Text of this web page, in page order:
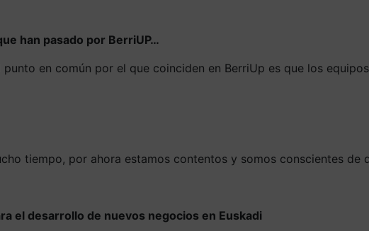
han pasado por BerriUP…
en común por el que coinciden en BerriUp es que los
tiempo, por ahora estamos contentos y somos conscientes de
el desarrollo de nuevos negocios en Euskadi